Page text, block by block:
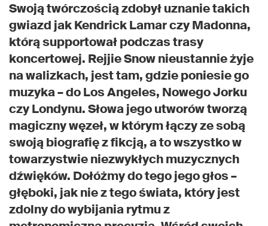
Swoją twórczością zdobył uznanie takich
gwiazd jak Kendrick Lamar czy Madonna,
którą supportował podczas trasy
koncertowej. Rejjie Snow nieustannie żyje
na walizkach, jest tam, gdzie poniesie go
muzyka – do Los Angeles, Nowego Jorku
czy Londynu. Słowa jego utworów tworzą
magiczny węzeł, w którym łączy ze sobą
swoją biografię z fikcją, a to wszystko w
towarzystwie niezwykłych muzycznych
dźwięków. Dołóżmy do tego jego głos –
głęboki, jak nie z tego świata, który jest
zdolny do wybijania rytmu z